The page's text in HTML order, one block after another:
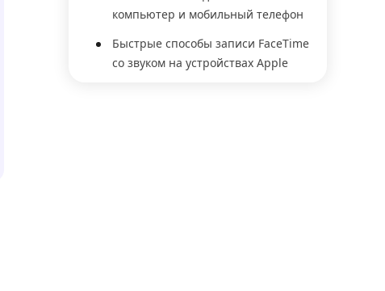
компьютер и мобильный телефон
Быстрые способы записи FaceTime
со звуком на устройствах Apple